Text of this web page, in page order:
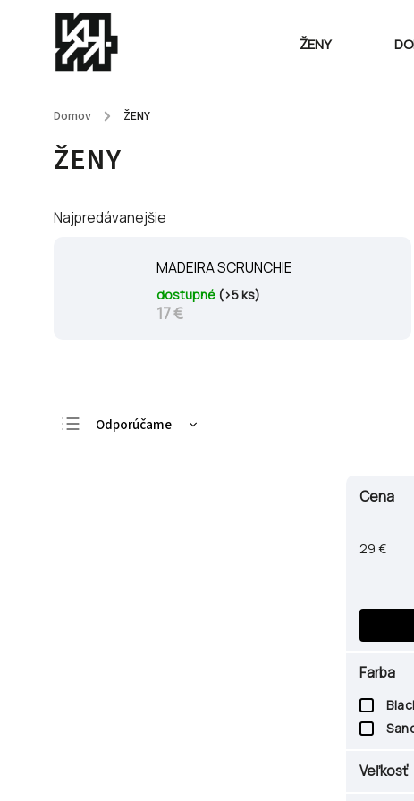
ŽENY
Domov / ŽENY
ŽENY
Najpredávanejšie
MADEIRA SCRUNCHIE
dostupné (>5 ks)
17 €
Odporúčame
Cena
29 €
Farba
Veľkosť